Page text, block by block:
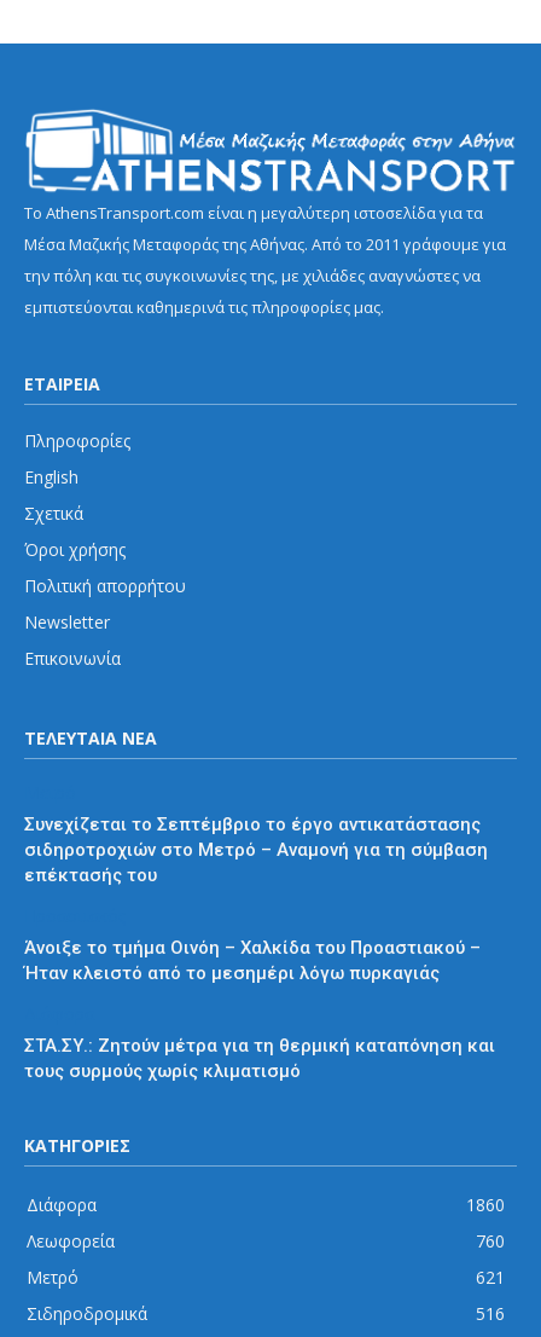
Το AthensTransport.com είναι η μεγαλύτερη ιστοσελίδα για τα
Μέσα Μαζικής Μεταφοράς της Αθήνας. Από το 2011 γράφουμε για
την πόλη και τις συγκοινωνίες της, με χιλιάδες αναγνώστες να
εμπιστεύονται καθημερινά τις πληροφορίες μας.
ΕΤΑΙΡΕΙΑ
Πληροφορίες
English
Σχετικά
Όροι χρήσης
Πολιτική απορρήτου
Newsletter
Επικοινωνία
ΤΕΛΕΥΤΑΙΑ ΝΕΑ
Συνεχίζεται το Σεπτέμβριο το έργο αντικατάστασης
σιδηροτροχιών στο Μετρό – Αναμονή για τη σύμβαση
επέκτασής του
Άνοιξε το τμήμα Οινόη – Χαλκίδα του Προαστιακού –
Ήταν κλειστό από το μεσημέρι λόγω πυρκαγιάς
ΣΤΑ.ΣΥ.: Ζητούν μέτρα για τη θερμική καταπόνηση και
τους συρμούς χωρίς κλιματισμό
ΚΑΤΗΓΟΡΙΕΣ
Διάφορα
1860
Λεωφορεία
760
Μετρό
621
Σιδηροδρομικά
516